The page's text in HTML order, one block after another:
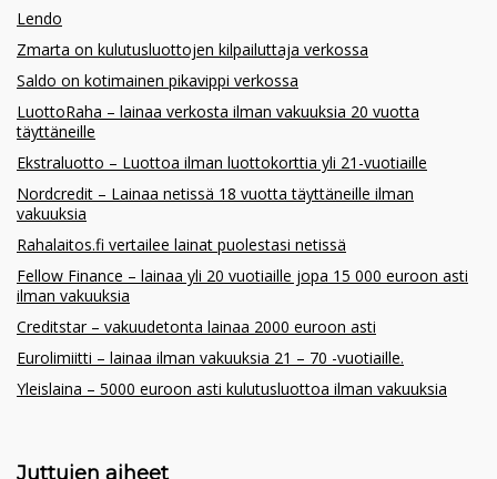
Lendo
Zmarta on kulutusluottojen kilpailuttaja verkossa
Saldo on kotimainen pikavippi verkossa
LuottoRaha – lainaa verkosta ilman vakuuksia 20 vuotta
täyttäneille
Ekstraluotto – Luottoa ilman luottokorttia yli 21-vuotiaille
Nordcredit – Lainaa netissä 18 vuotta täyttäneille ilman
vakuuksia
Rahalaitos.fi vertailee lainat puolestasi netissä
Fellow Finance – lainaa yli 20 vuotiaille jopa 15 000 euroon asti
ilman vakuuksia
Creditstar – vakuudetonta lainaa 2000 euroon asti
Eurolimiitti – lainaa ilman vakuuksia 21 – 70 -vuotiaille.
Yleislaina – 5000 euroon asti kulutusluottoa ilman vakuuksia
Juttujen aiheet